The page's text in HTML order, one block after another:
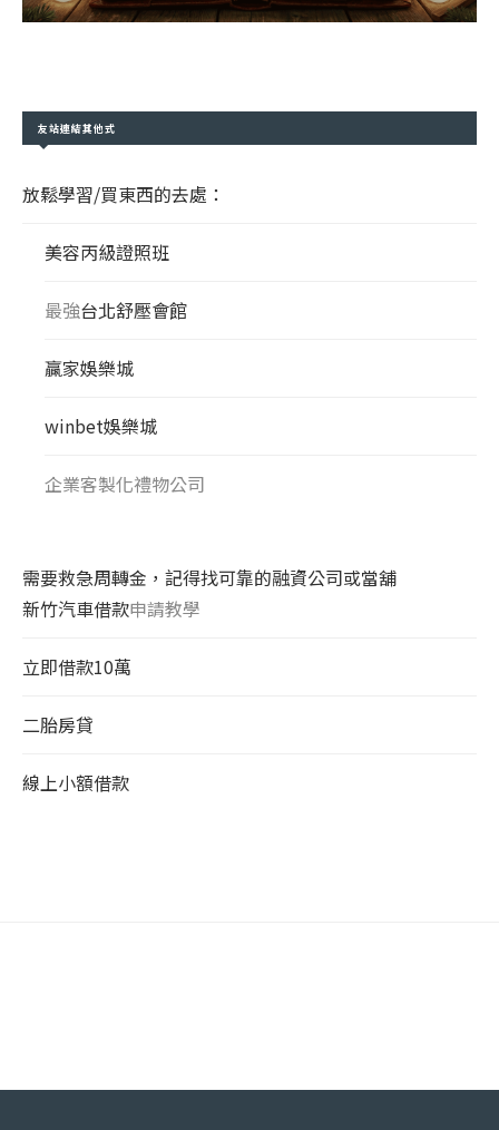
友站連結其他式
放鬆學習/買東西的去處：
美容丙級證照班
最強台北舒壓會館
贏家娛樂城
winbet娛樂城
企業客製化禮物公司
需要救急周轉金，記得找可靠的融資公司或當舖
新竹汽車借款申請教學
立即借款10萬
二胎房貸
線上小額借款